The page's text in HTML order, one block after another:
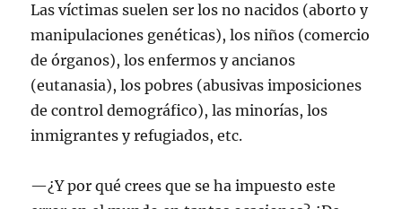
Las víctimas suelen ser los no nacidos (aborto y
manipulaciones genéticas), los niños (comercio
de órganos), los enfermos y ancianos
(eutanasia), los pobres (abusivas imposiciones
de control demográfico), las minorías, los
inmigrantes y refugiados, etc.
—¿Y por qué crees que se ha impuesto este